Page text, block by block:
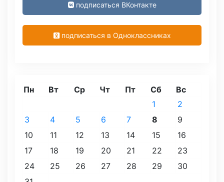
подписаться ВКонтакте
подписаться в Одноклассниках
Пн Вт Ср Чт Пт Сб Вс
1
2
3
4 5 6 7 8
9
10
11 12 13 14 15
16
17
18 19 20 21 22
23
24
25 26 27 28 29
30